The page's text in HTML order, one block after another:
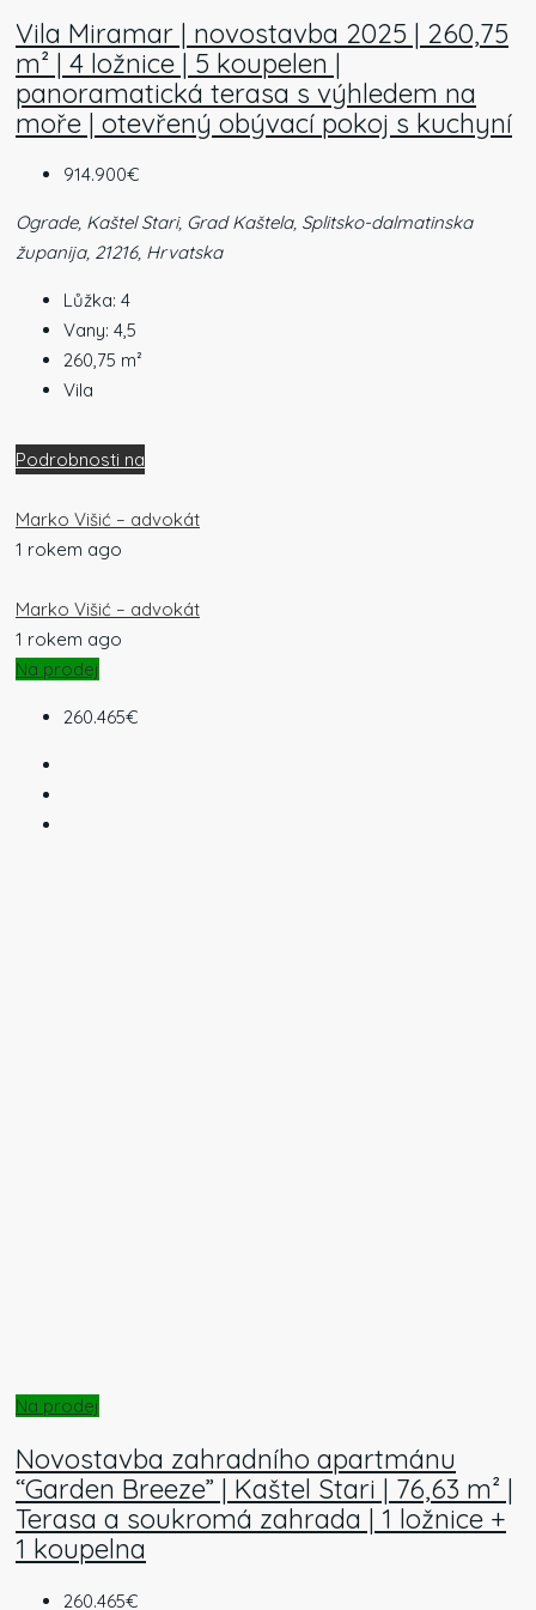
Vila Miramar | novostavba 2025 | 260,75
m² | 4 ložnice | 5 koupelen |
panoramatická terasa s výhledem na
moře | otevřený obývací pokoj s kuchyní
914.900€
Ograde, Kaštel Stari, Grad Kaštela, Splitsko-dalmatinska
županija, 21216, Hrvatska
Lůžka: 4
Vany: 4,5
260,75 m²
Vila
Podrobnosti na
Marko Višić – advokát
1 rokem ago
Marko Višić – advokát
1 rokem ago
Na prodej
260.465€
Na prodej
Novostavba zahradního apartmánu
“Garden Breeze” | Kaštel Stari | 76,63 m² |
Terasa a soukromá zahrada | 1 ložnice +
1 koupelna
260.465€